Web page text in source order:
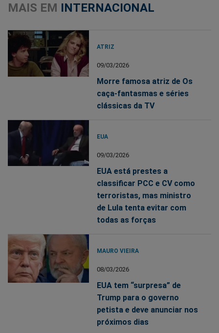
MAIS EM INTERNACIONAL
ATRIZ
09/03/2026
Morre famosa atriz de Os
caça-fantasmas e séries
clássicas da TV
EUA
09/03/2026
EUA está prestes a
classificar PCC e CV como
terroristas, mas ministro
de Lula tenta evitar com
todas as forças
MAURO VIEIRA
08/03/2026
EUA tem “surpresa” de
Trump para o governo
petista e deve anunciar nos
próximos dias